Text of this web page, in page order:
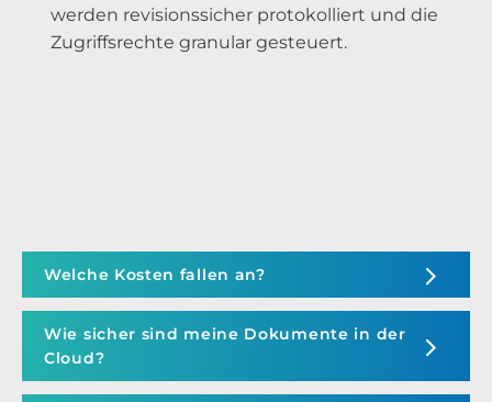
werden revisionssicher protokolliert und die
Zugriffsrechte granular gesteuert.
Welche Kosten fallen an?
Wie sicher sind meine Dokumente in der
Cloud?